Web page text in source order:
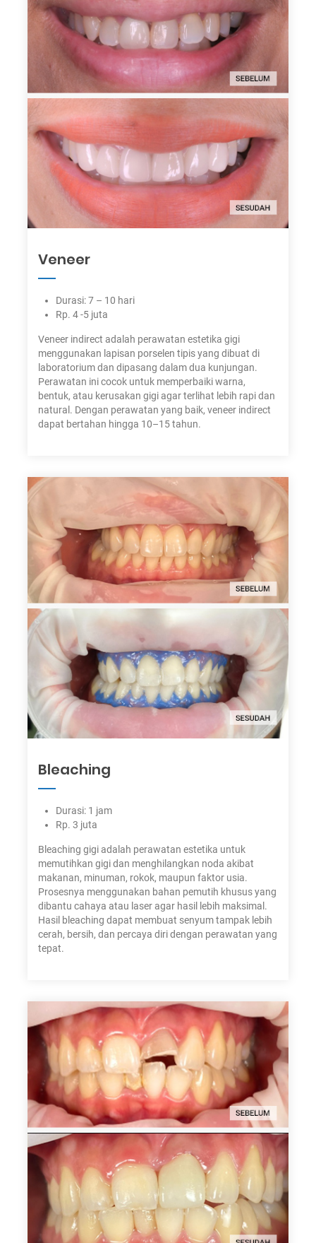
Veneer
Durasi: 7 – 10 hari
Rp. 4 -5 juta
Veneer indirect adalah perawatan estetika gigi
menggunakan lapisan porselen tipis yang dibuat di
laboratorium dan dipasang dalam dua kunjungan.
Perawatan ini cocok untuk memperbaiki warna,
bentuk, atau kerusakan gigi agar terlihat lebih rapi dan
natural. Dengan perawatan yang baik, veneer indirect
dapat bertahan hingga 10–15 tahun.
Bleaching
Durasi: 1 jam
Rp. 3 juta
Bleaching gigi adalah perawatan estetika untuk
memutihkan gigi dan menghilangkan noda akibat
makanan, minuman, rokok, maupun faktor usia.
Prosesnya menggunakan bahan pemutih khusus yang
dibantu cahaya atau laser agar hasil lebih maksimal.
Hasil bleaching dapat membuat senyum tampak lebih
cerah, bersih, dan percaya diri dengan perawatan yang
tepat.